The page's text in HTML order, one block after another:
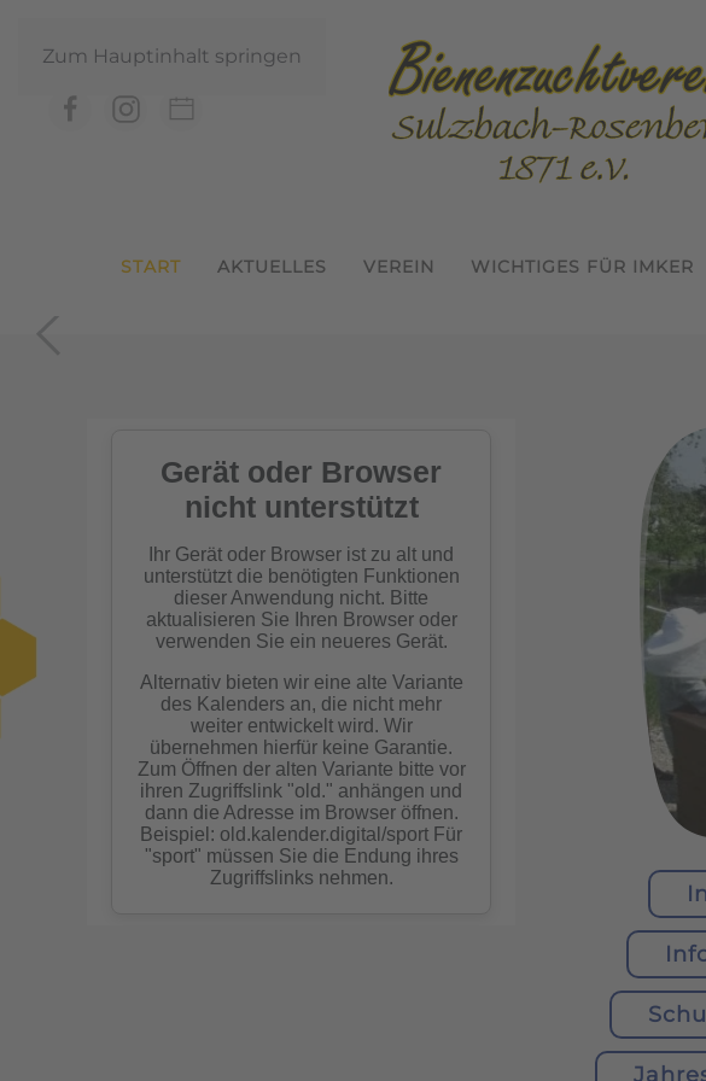
Zum Hauptinhalt springen
START AKTUELLES VEREIN WICHTIGES FÜR IMKER
In der